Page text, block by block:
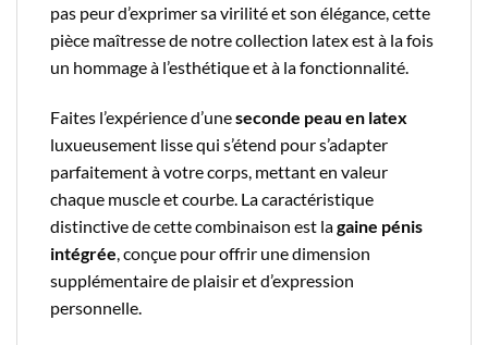
pas peur d’exprimer sa virilité et son élégance, cette
pièce maîtresse de notre collection latex est à la fois
un hommage à l’esthétique et à la fonctionnalité.
Faites l’expérience d’uneseconde peau en latex
luxueusement lisse qui s’étend pour s’adapter
parfaitement à votre corps, mettant en valeur
chaque muscle et courbe. La caractéristique
distinctive de cette combinaison est lagaine pénis
intégrée , conçue pour offrir une dimension
supplémentaire de plaisir et d’expression
personnelle.